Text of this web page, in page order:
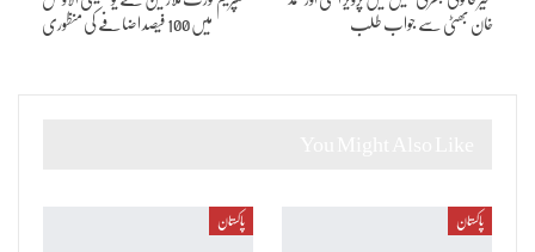
خان بھٹی سے جواب طلب
میں 100 فیصد اضافے کی منظوری
پاکستان پاکستان